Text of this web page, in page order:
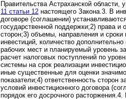
Правительства Астраханской области,
11 статьи 12 настоящего Закона.3. В
договоре (соглашении)
государственной поддержки;2) права и
сторон;3) объемы, направления и сроки
инвестиций, количество
рабочих мест и планируемый уровень
расчет налоговых поступлений по
системы на срок реализации
иные существенные для оценки
показатели;4) ответственность сторон
условий инвестиционного договора
порядок его досрочного расторжения.4.